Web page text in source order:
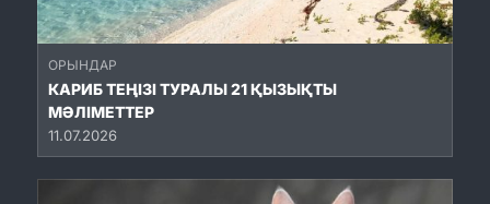
ОРЫНДАР
КАРИБ ТЕҢІЗІ ТУРАЛЫ 21 ҚЫЗЫҚТЫ
МӘЛІМЕТТЕР
11.07.2026